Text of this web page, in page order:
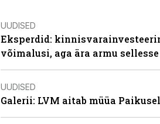
UUDISED
Eksperdid:
võimalusi, aga ära armu sellesse
UUDISED
Galerii: LVM aitab müüa